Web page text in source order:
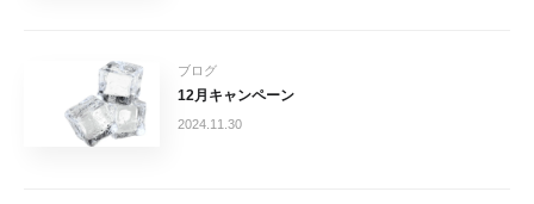
ブログ
12月キャンペーン
2024.11.30